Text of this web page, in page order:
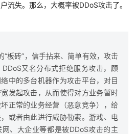
流失。那么，大概率被DDoS攻击了。
“板砖”，信手拈来、简单有效，攻击
又名分布式拒绝服务攻击，顾
中的多台机器作为攻击平台，对目
发起攻击，从而使得对方业务暂时
正常的业务经营（恶意竞争），给
或者由此进行威胁勒索。游戏、电
、大企业等都是被DDoS攻击的主